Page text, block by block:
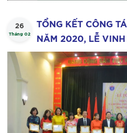
26
Tháng 02
TỔNG KẾT CÔNG
NĂM 2020, LỄ
DANH PHÓ GIÁO
PHẠM HỒNG VÂN